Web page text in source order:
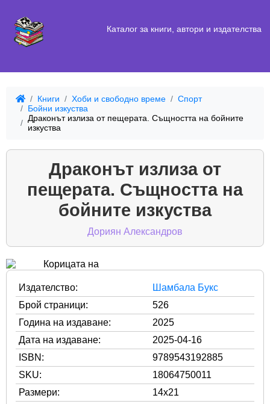
Каталог за книги, автори и издателства
Книги Хоби и свободно време
Спорт
Бойни изкуства
Драконът излиза от пещерата. Същността на бойните
изкуства
Драконът излиза от
пещерата. Същността на
бойните изкуства
Дориян Александров
Издателство:
Шамбала Букс
Брой страници:
526
Година на издаване:
2025
Дата на издаване:
2025-04-16
ISBN:
9789543192885
SKU:
18064750011
Размери:
14x21